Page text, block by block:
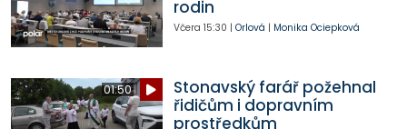
rodin
Včera 15:30 | Orlová | Monika Ociepková
01:50
Stonavský farář požehnal
řidičům i dopravním
prostředkům